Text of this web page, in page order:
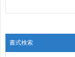
書式検索